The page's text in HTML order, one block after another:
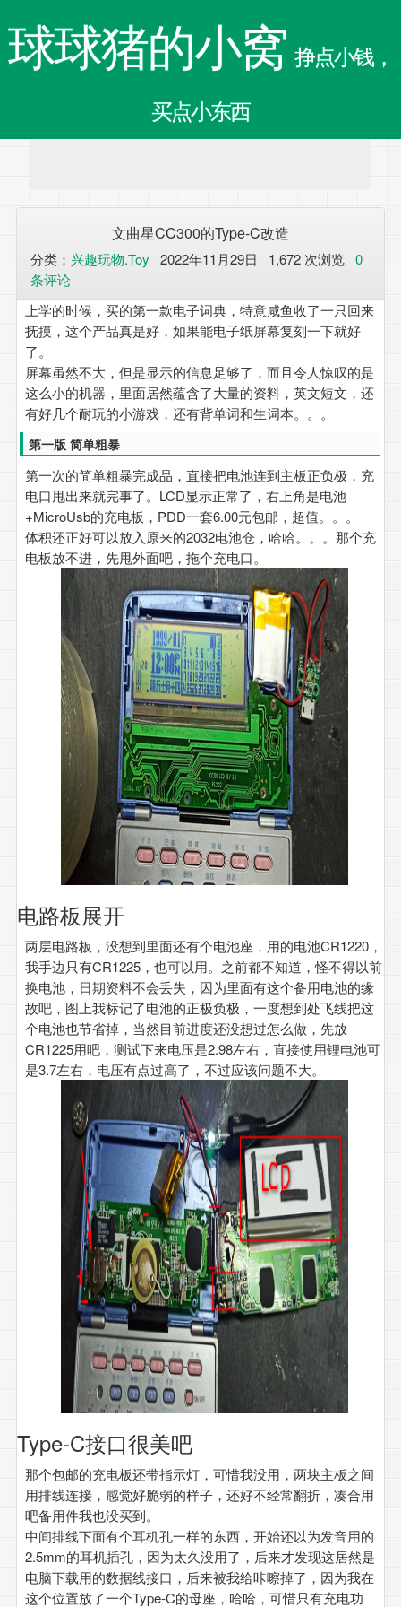
球球猪的小窝 挣点小钱，
买点小东西
文曲星CC300的Type-C改造
分类： 兴趣玩物.Toy 2022年11月29日 1,672 次浏览 0
条评论
上学的时候，买的第一款电子词典，特意咸鱼收了一只回来
抚摸，这个产品真是好，如果能电子纸屏幕复刻一下就好
了。
屏幕虽然不大，但是显示的信息足够了，而且令人惊叹的是
这么小的机器，里面居然蕴含了大量的资料，英文短文，还
有好几个耐玩的小游戏，还有背单词和生词本。。。
第一版 简单粗暴
第一次的简单粗暴完成品，直接把电池连到主板正负极，充
电口甩出来就完事了。LCD显示正常了，右上角是电池
+MicroUsb的充电板，PDD一套6.00元包邮，超值。。。
体积还正好可以放入原来的2032电池仓，哈哈。。。那个充
电板放不进，先甩外面吧，拖个充电口。
电路板展开
两层电路板，没想到里面还有个电池座，用的电池CR1220，
我手边只有CR1225，也可以用。之前都不知道，怪不得以前
换电池，日期资料不会丢失，因为里面有这个备用电池的缘
故吧，图上我标记了电池的正极负极，一度想到处飞线把这
个电池也节省掉，当然目前进度还没想过怎么做，先放
CR1225用吧，测试下来电压是2.98左右，直接使用锂电池可
是3.7左右，电压有点过高了，不过应该问题不大。
Type-C接口很美吧
那个包邮的充电板还带指示灯，可惜我没用，两块主板之间
用排线连接，感觉好脆弱的样子，还好不经常翻折，凑合用
吧备用件我也没买到。
中间排线下面有个耳机孔一样的东西，开始还以为发音用的
2.5mm的耳机插孔，因为太久没用了，后来才发现这居然是
电脑下载用的数据线接口，后来被我给咔嚓掉了，因为我在
这个位置放了一个Type-C的母座，哈哈，可惜只有充电功